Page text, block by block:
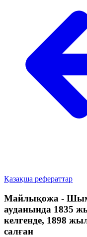
Қазақша рефераттар
Майлықожа -
ауданында 1835
келгенде, 1898
салған